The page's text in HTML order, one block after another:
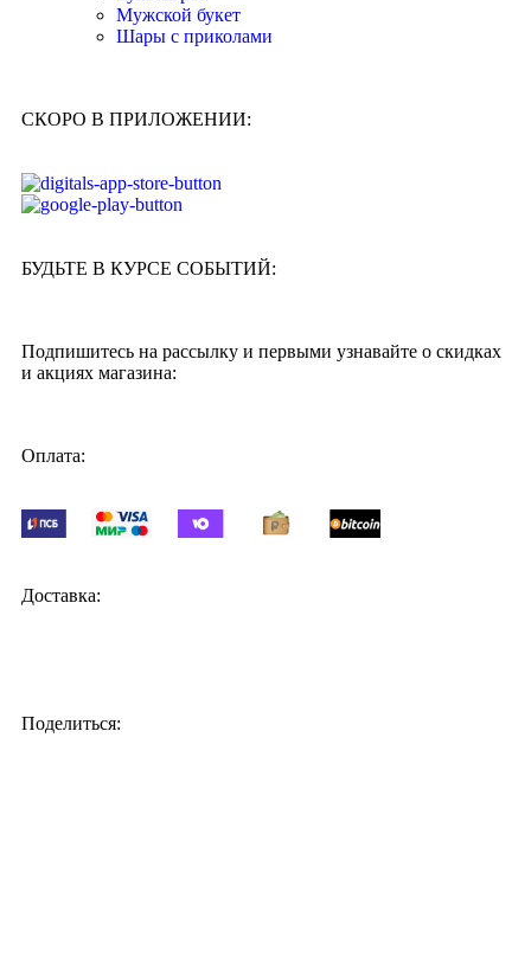
Мужской букет
Шары с приколами
СКОРО В ПРИЛОЖЕНИИ:
БУДЬТЕ В КУРСЕ СОБЫТИЙ:
Подпишитесь на рассылку и первыми узнавайте о скидках
и акциях магазина:
Оплата:
Доставка:
Поделиться: